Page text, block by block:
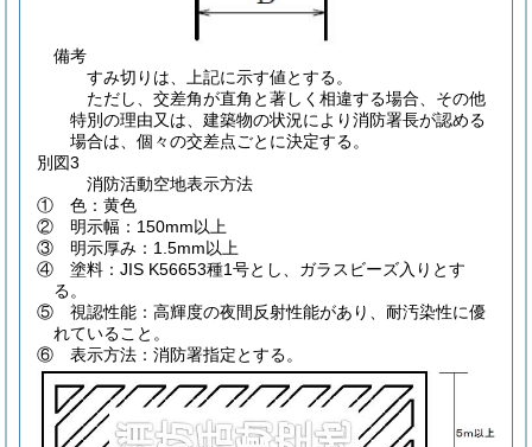
備考
すみ切りは、上記に示す値とする。
ただし、交差角が直角と著しく相違する場合、その他
特別の理由又は、建築物の状況により消防署長が認める
場合は、個々の交差点ごとに決定する。
別図3
消防活動空地表示方法
① 色：黄色
② 明示幅：150mm以上
③ 明示厚み：1.5mm以上
④ 塗料：JIS K56653種1号とし、ガラスビーズ入りとす
る。
⑤ 視認性能：高輝度の夜間反射性能があり、耐汚染性に優
れていること。
⑥ 表示方法：消防署指定とする。